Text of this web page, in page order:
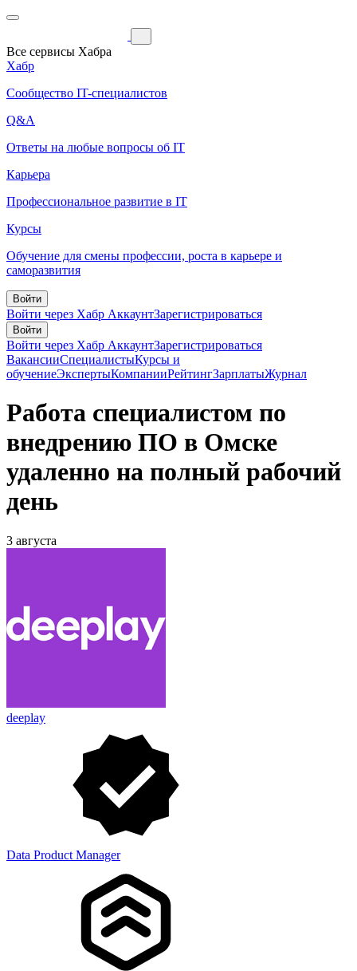
Все сервисы Хабра
Хабр
Сообщество IT-специалистов
Q&A
Ответы на любые вопросы об IT
Карьера
Профессиональное развитие в IT
Курсы
Обучение для смены профессии, роста в карьере и
саморазвития
Войти
Войти через Хабр АккаунтЗарегистрироваться
Войти
Войти через Хабр АккаунтЗарегистрироваться
ВакансииСпециалистыКурсы и
обучениеЭкспертыКомпанииРейтингЗарплатыЖурнал
Работа специалистом по
внедрению ПО в Омске
удаленно на полный рабочий
день
3 августа
deeplay
Data Product Manager